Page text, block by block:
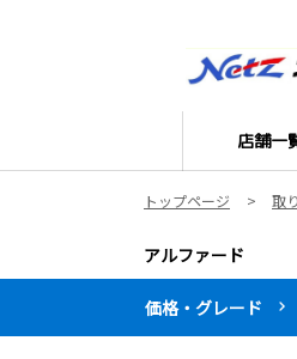
店舗一
トップページ 取
アルファード
価格・グレード